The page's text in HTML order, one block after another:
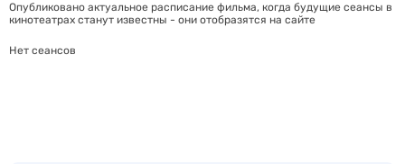
Опубликовано актуальное расписание фильма, когда будущие сеансы в
кинотеатрах станут известны - они отобразятся на сайте
Нет сеансов